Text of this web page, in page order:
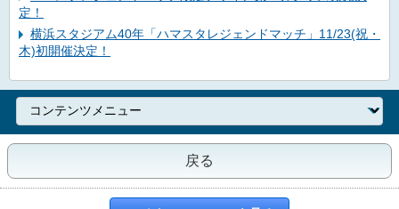
定！
横浜スタジアム40年「ハマスタレジェンドマッチ」11/23(祝・
木)初開催決定！
戻る